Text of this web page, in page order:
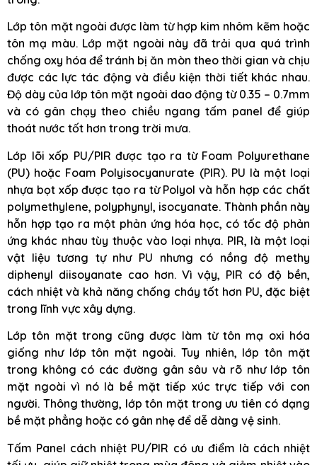
Lớp tôn mặt ngoài được làm từ hợp kim nhôm kẽm hoặc
tôn mạ màu. Lớp mặt ngoài này đã trải qua quá trình
chống oxy hóa để tránh bị ăn mòn theo thời gian và chịu
được các lực tác động và điều kiện thời tiết khác nhau.
Độ dày của lớp tôn mặt ngoài dao động từ 0.35 – 0.7mm
và có gân chạy theo chiều ngang tấm panel để giúp
thoát nước tốt hơn trong trời mưa.
Lớp lõi xốp PU/PIR được tạo ra từ Foam Polyurethane
(PU) hoặc Foam Polyisocyanurate (PIR). PU là một loại
nhựa bọt xốp được tạo ra từ Polyol và hỗn hợp các chất
polymethylene, polyphynyl, isocyanate. Thành phần này
hỗn hợp tạo ra một phản ứng hóa học, có tốc độ phản
ứng khác nhau tùy thuộc vào loại nhựa. PIR, là một loại
vật liệu tương tự như PU nhưng có nồng độ methy
diphenyl diisoyanate cao hơn. Vì vậy, PIR có độ bền,
cách nhiệt và khả năng chống cháy tốt hơn PU, đặc biệt
trong lĩnh vực xây dựng.
Lớp tôn mặt trong cũng được làm từ tôn mạ oxi hóa
giống như lớp tôn mặt ngoài. Tuy nhiên, lớp tôn mặt
trong không có các đường gân sâu và rõ như lớp tôn
mặt ngoài vì nó là bề mặt tiếp xúc trực tiếp với con
người. Thông thường, lớp tôn mặt trong ưu tiên có dạng
bề mặt phẳng hoặc có gân nhẹ để dễ dàng vệ sinh.
Tấm Panel cách nhiệt PU/PIR có ưu điểm là cách nhiệt